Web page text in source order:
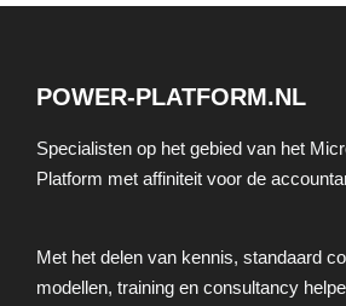
POWER-PLATFORM.NL
Specialisten op het gebied van het
Platform met affiniteit voor de
Met het delen van kennis, standaard
modellen, training en consultancy